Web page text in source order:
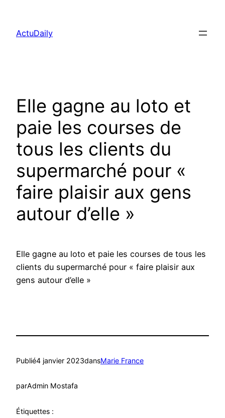
contenu
ActuDaily
Elle gagne au loto et
paie les courses de
tous les clients du
supermarché pour «
faire plaisir aux gens
autour d’elle »
Elle gagne au loto et paie les courses de tous les
clients du supermarché pour « faire plaisir aux
gens autour d’elle »
Publié4 janvier 2023dansMarie France
parAdmin Mostafa
Étiquettes :